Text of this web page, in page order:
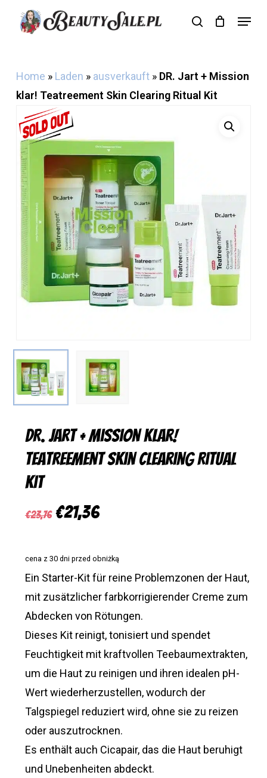
search
Menu
Cart Close
Home » Laden » ausverkauft» DR. Jart + Mission
klar! Teatreement Skin Clearing Ritual Kit
DR. Jart + Mission klar!
Teatreement Skin Clearing Ritual
Kit
€23,76 Ursprünglicher
€23,76
€21,36Aktueller
€21,36.
cena z 30 dni przed obniżką
Ein Starter-Kit für reine Problemzonen der Haut,
mit zusätzlicher farbkorrigierender Creme zum
Abdecken von Rötungen.
Dieses Kit reinigt, tonisiert und spendet
Feuchtigkeit mit kraftvollen Teebaumextrakten,
um die Haut zu reinigen und ihren idealen pH-
Wert wiederherzustellen, wodurch der
Talgspiegel reduziert wird, ohne sie zu reizen
oder auszutrocknen.
Es enthält auch Cicapair, das die Haut beruhigt
und Unebenheiten abdeckt.